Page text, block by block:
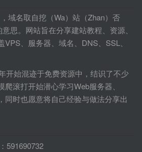
域名取自挖（Wa）站（Zhan）否
思。网站旨在分享建站教程、资源、
、服务器、域名、DNS、SSL、
开始混迹于免费资源中，结识了不少
滚打开始潜心学习Web服务器、
同时也愿意将自己经验与做法分享出
591690732